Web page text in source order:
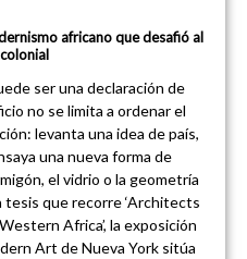
africano que desafió al
ser una declaración de
no se limita a ordenar el
levanta una idea de país,
una nueva forma de
el vidrio o la geometría
tesis que recorre ‘Architects
Africa’, la exposición
Art de Nueva York sitúa